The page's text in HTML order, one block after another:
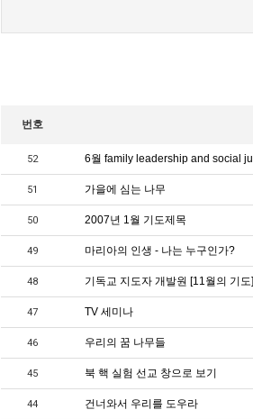
번호
52 6월 family leadership and social
51 가을에 심는 나무
50 2007년 1월 기도제목
49 마리아의 인생 - 나는 누구인가?
48 기독교 지도자 개발원 [11월의 기도]
47 TV 세미나
46 우리의 꿈 나무들
45 북 핵 실험 선교 창으로 보기
44 건너와서 우리를 도우라